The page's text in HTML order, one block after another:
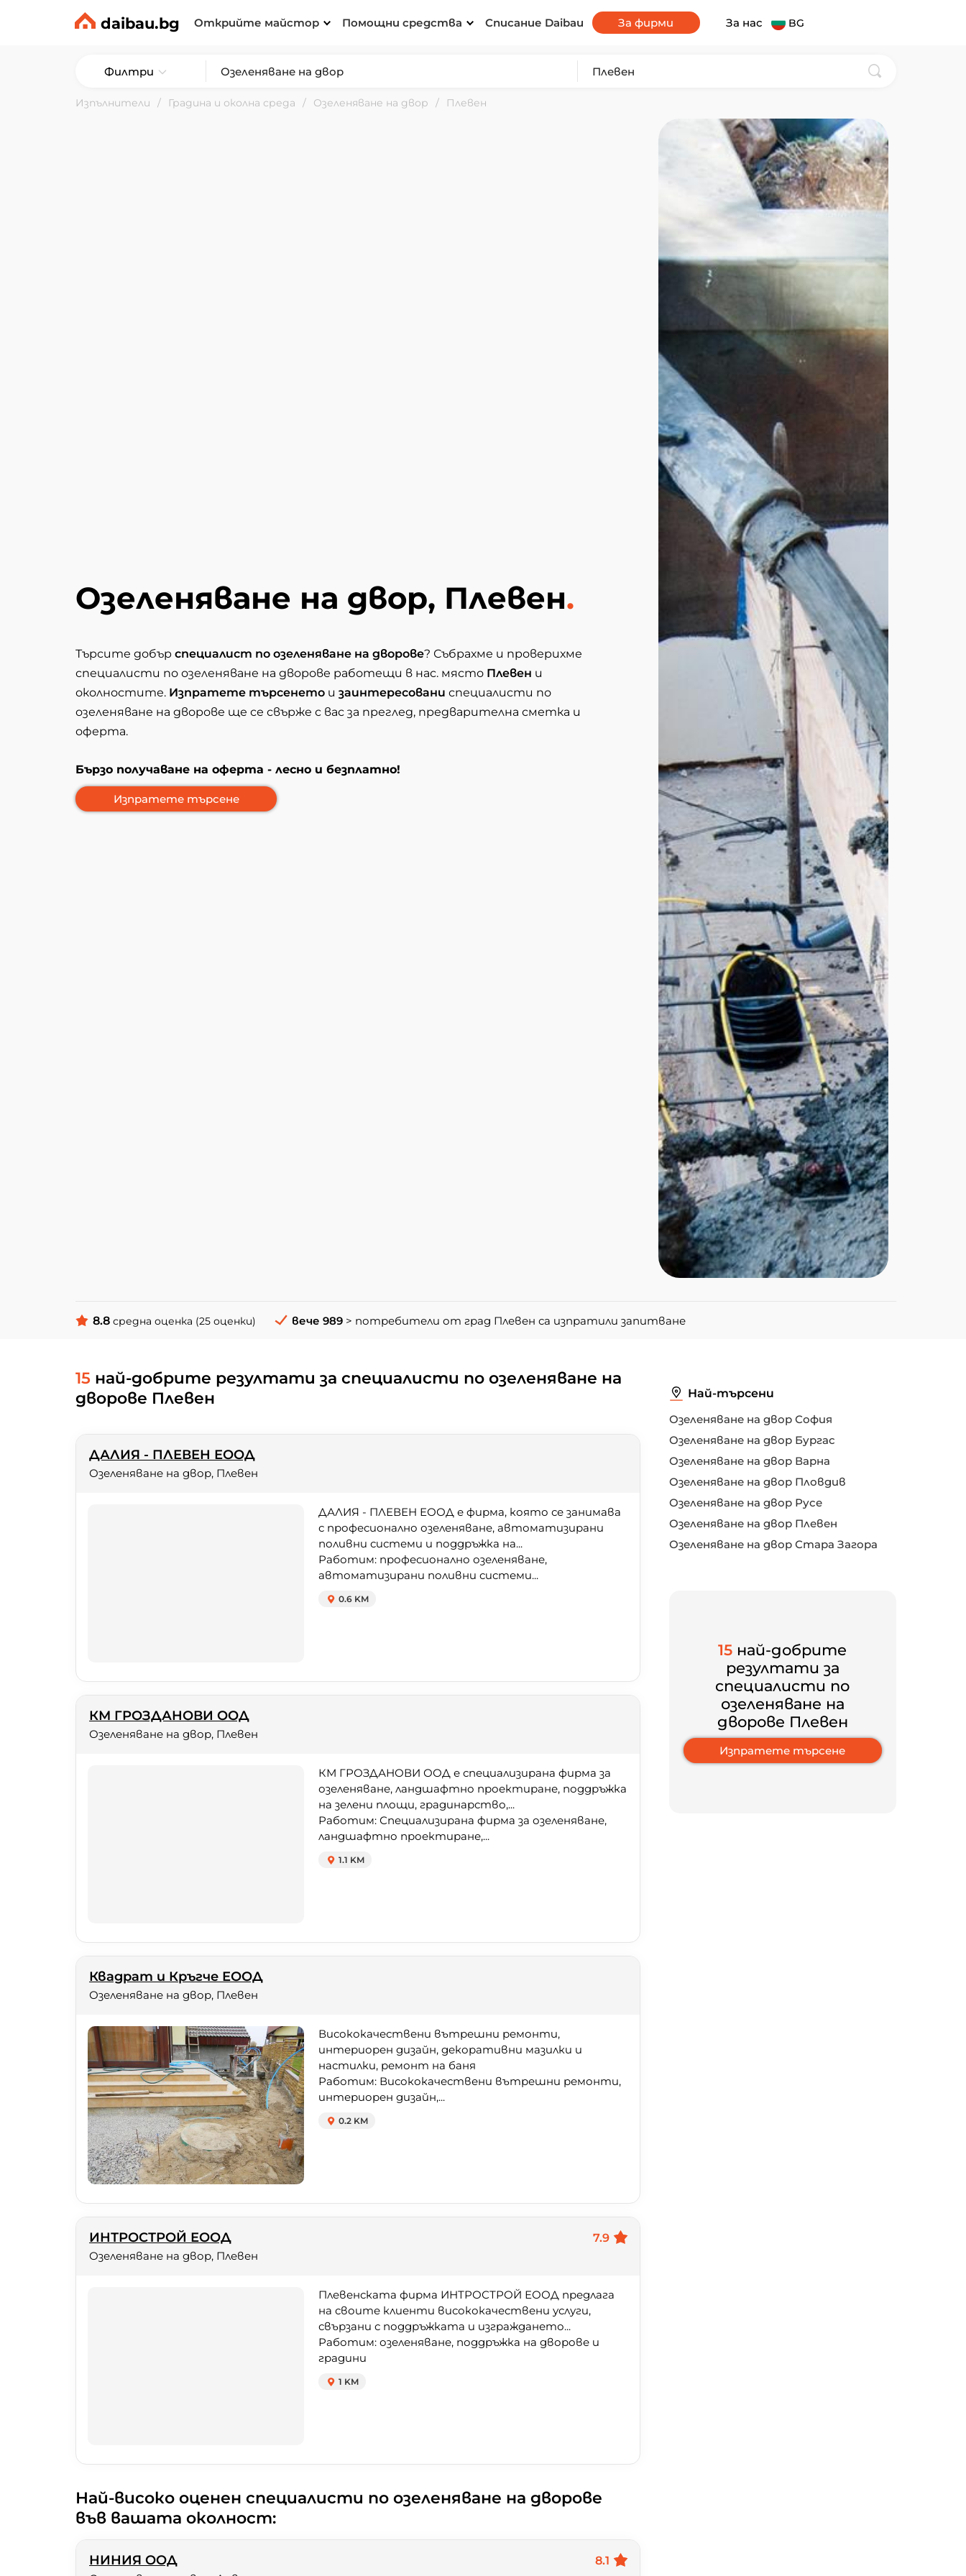
daibau.bg Открийте майстор Помощни средства Списание Daibau За фирми За нас BG
Филтри
Изпълнители Градина и околна среда Озеленяване на двор Плевен
Озеленяване на двор, Плевен.
Търсите добърспециалист по озеленяване на дворове? Събрахме и проверихме
специалисти по озеленяване на дворове работещи в нас. място Плевен и
околностите. Изпратете търсенето изаинтересовани специалисти по
озеленяване на дворове ще се свърже с вас за преглед, предварителна сметка и
оферта.
Бързо получаване на оферта - лесно и безплатно!
8.8 средна оценка (25 оценки) вече 989 > потребители от град Плевен са изпратили запитване
15 най-добрите резултати за специалисти по озеленяване на
дворове Плевен
ДАЛИЯ - ПЛЕВЕН ЕООД
Озеленяване на двор, Плевен
ДАЛИЯ - ПЛЕВЕН ЕООД е фирма, която се занимава
с професионално озеленяване, автоматизирани
поливни системи и поддръжка на...
Работим: професионално озеленяване,
автоматизирани поливни системи...
0.6 KM
КМ ГРОЗДАНОВИ ООД
Озеленяване на двор, Плевен
КМ ГРОЗДАНОВИ ООД е специализирана фирма за
озеленяване, ландшафтно проектиране, поддръжка
на зелени площи, градинарство,...
Работим: Специализирана фирма за озеленяване,
ландшафтно проектиране,...
1.1 KM
Квадрат и Кръгче ЕООД
Озеленяване на двор, Плевен
Висококачествени вътрешни ремонти,
интериорен дизайн, декоративни мазилки и
настилки, ремонт на баня
Работим: Висококачествени вътрешни ремонти,
интериорен дизайн,...
0.2 KM
ИНТРОСТРОЙ ЕООД
7.9
Озеленяване на двор, Плевен
Плевенската фирма ИНТРОСТРОЙ ЕООД предлага
на своите клиенти висококачествени услуги,
свързани с поддръжката и изграждането...
Работим: озеленяване, поддръжка на дворове и
градини
1 KM
Най-високо оценен специалисти по озеленяване на дворове
във вашата околност:
НИНИЯ ООД
8.1
Най-търсени
Озеленяване на двор София
Озеленяване на двор Бургас
Озеленяване на двор Варна
Озеленяване на двор Пловдив
Озеленяване на двор Русе
Озеленяване на двор Плевен
Озеленяване на двор Стара Загора
15 най-добрите
резултати за
специалисти по
озеленяване на
дворове Плевен